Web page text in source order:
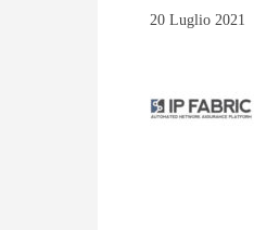
20 Luglio 2021